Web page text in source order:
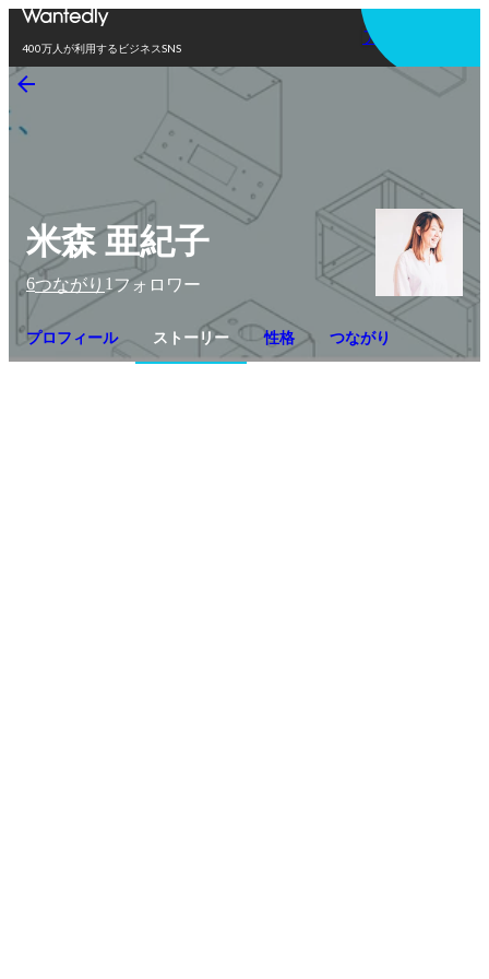
400万人が利用するビジネスSNS
アプリを使う
米森 亜紀子
6つながり 1 フォロワー
プロフィール ストーリー 性格 つながり